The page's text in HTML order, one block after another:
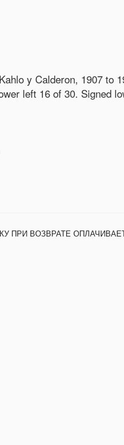
y Calderon, 1907 to
left 16 of 30. Signed
ВОЗВРАТЕ